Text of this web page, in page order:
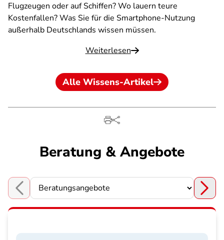
Flugzeugen oder auf Schiffen? Wo lauern teure
Kostenfallen? Was Sie für die Smartphone-Nutzung
außerhalb Deutschlands wissen müssen.
Weiterlesen
Alle Wissens-Artikel
Beratung & Angebote
Choose a section